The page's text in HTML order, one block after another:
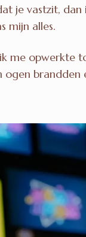
je vastzit, dan
mijn alles.
me opwerkte
brandden